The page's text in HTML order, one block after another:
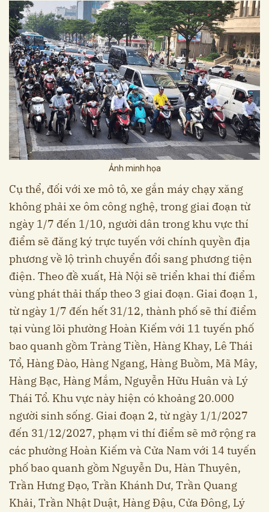
Ảnh minh họa
Cụ thể, đối với xe mô tô, xe gắn máy chạy xăng
không phải xe ôm công nghệ, trong giai đoạn từ
ngày 1/7 đến 1/10, người dân trong khu vực thí
điểm sẽ đăng ký trực tuyến với chính quyền địa
phương về lộ trình chuyển đổi sang phương tiện
điện. Theo đề xuất, Hà Nội sẽ triển khai thí điểm
vùng phát thải thấp theo 3 giai đoạn. Giai đoạn 1,
từ ngày 1/7 đến hết 31/12, thành phố sẽ thí điểm
tại vùng lõi phường Hoàn Kiếm với 11 tuyến phố
bao quanh gồm Tràng Tiền, Hàng Khay, Lê Thái
Tổ, Hàng Đào, Hàng Ngang, Hàng Buồm, Mã Mây,
Hàng Bạc, Hàng Mắm, Nguyễn Hữu Huân và Lý
Thái Tổ. Khu vực này hiện có khoảng 20.000
người sinh sống. Giai đoạn 2, từ ngày 1/1/2027
đến 31/12/2027, phạm vi thí điểm sẽ mở rộng ra
các phường Hoàn Kiếm và Cửa Nam với 14 tuyến
phố bao quanh gồm Nguyễn Du, Hàn Thuyên,
Trần Hưng Đạo, Trần Khánh Dư, Trần Quang
Khải, Trần Nhật Duật, Hàng Đậu, Cửa Đông, Lý